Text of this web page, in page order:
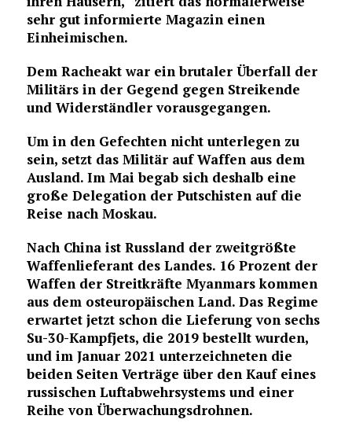
sehr gut informierte Magazin einen
Einheimischen.
Dem Racheakt war ein brutaler Überfall der
Militärs in der Gegend gegen Streikende
und Widerständler vorausgegangen.
Um in den Gefechten nicht unterlegen zu
sein, setzt das Militär auf Waffen aus dem
Ausland. Im Mai begab sich deshalb eine
große Delegation der Putschisten auf die
Reise nach Moskau.
Nach China ist Russland der zweitgrößte
Waffenlieferant des Landes. 16 Prozent der
Waffen der Streitkräfte Myanmars kommen
aus dem osteuropäischen Land. Das Regime
erwartet jetzt schon die Lieferung von sechs
Su-30-Kampfjets, die 2019 bestellt wurden,
und im Januar 2021 unterzeichneten die
beiden Seiten Verträge über den Kauf eines
russischen Luftabwehrsystems und einer
Reihe von Überwachungsdrohnen.